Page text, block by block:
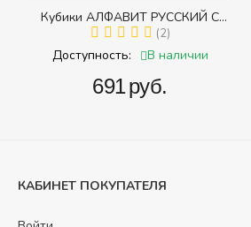
Кубики АЛФАВИТ РУССКИЙ С
ЦИФРАМИ (Томик) (Набор кубиков с
буквами, цифрами, математическими
знаками действий)
(2)
Доступность: В наличии
‍691‍руб.
КАБИНЕТ ПОКУПАТЕЛЯ